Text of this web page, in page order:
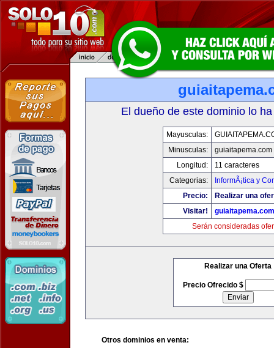
El dueño de este dominio lo
Mayusculas:
Minusculas:
guiaitapema.com
Longitud:
11 caracteres
Categorias:
InformÃ¡tica y
Precio:
Realizar una
Visitar!
guiaitapema.com
Serán consideradas
Realizar una Oferta
Precio Ofrecido $
Otros dominios en venta: